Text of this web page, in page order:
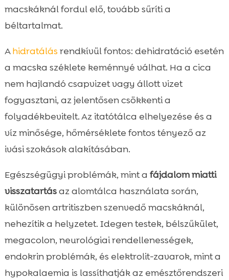
macskáknál fordul elő, tovább sűríti a
béltartalmat.
Ahidratálás rendkívül fontos: dehidratáció esetén
a macska széklete keménnyé válhat. Ha a cica
nem hajlandó csapvizet vagy állott vizet
fogyasztani, az jelentősen csökkenti a
folyadékbevitelt. Az itatótálca elhelyezése és a
víz minősége, hőmérséklete fontos tényező az
ivási szokások alakításában.
Egészségügyi problémák, mint a fájdalom miatti
visszatartásaz alomtálca használata során,
különösen artritiszben szenvedő macskáknál,
nehezítik a helyzetet. Idegen testek, bélszűkület,
megacolon, neurológiai rendellenességek,
endokrin problémák, és elektrolit-zavarok, mint a
hypokalaemia is lassíthatják az emésztőrendszeri